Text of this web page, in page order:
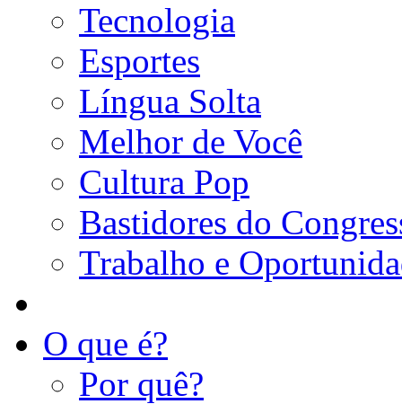
Tecnologia
Esportes
Língua Solta
Melhor de Você
Cultura Pop
Bastidores do
Trabalho e
O que é?
Por quê?